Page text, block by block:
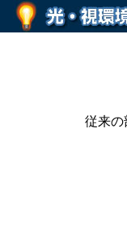
従来の